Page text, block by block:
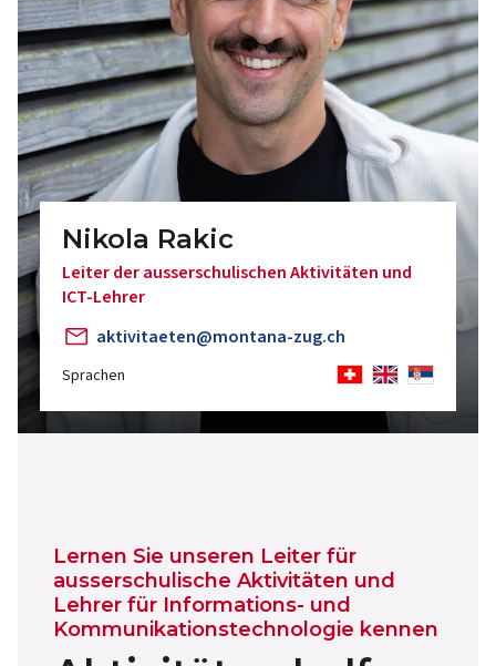
Lernen Sie unseren Leiter für
ausserschulische Aktivitäten und
Lehrer für Informations- und
Kommunikationstechnologie kennen
Nikola Rakic
Leiter der ausserschulischen Aktivitäten und
ICT-Lehrer
aktivitaeten@montana-zug.ch
Sprachen